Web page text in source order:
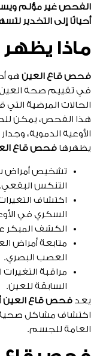
الفحص غير مؤلم
أحيانًا إلى التخدير
ماذا
فحص قاع العين هو
في تقييم صحة
الحالات المرضية
هذا الفحص، يمكن
الأوعية الدموية،
يظهرها فحص قاع
تشخيص أمراض
التنكس البقعي.
اكتشاف
السكري في
الكشف المبكر
متابعة أمراض
العصب البصري.
مراقبة
السابقة للعين.
يعد فحص قاع العين
اكتشاف مشاكل صحية
العامة للجسم.